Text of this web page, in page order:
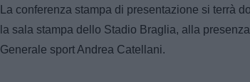
La conferenza stampa di presentazione si terrà
la sala stampa dello Stadio Braglia, alla
Generale sport Andrea Catellani.